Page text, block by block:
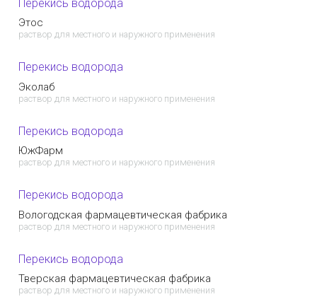
Перекись водорода
Этос
раствор для местного и наружного применения
Перекись водорода
Эколаб
раствор для местного и наружного применения
Перекись водорода
ЮжФарм
раствор для местного и наружного применения
Перекись водорода
Вологодская фармацевтическая фабрика
раствор для местного и наружного применения
Перекись водорода
Тверская фармацевтическая фабрика
раствор для местного и наружного применения